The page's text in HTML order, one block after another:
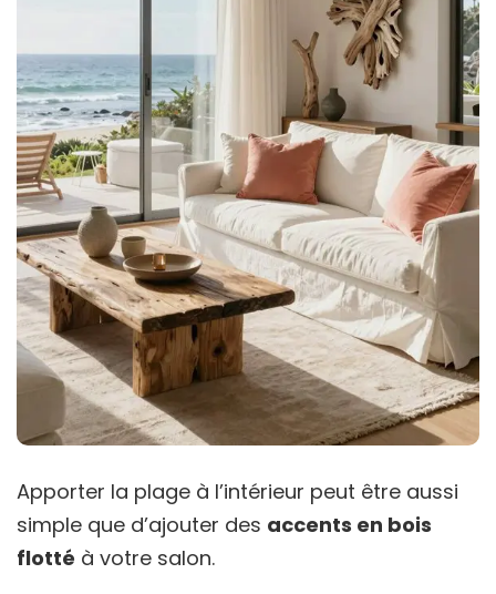
Apporter la plage à l’intérieur peut être aussi
simple que d’ajouter des accents en bois
flotté à votre salon.